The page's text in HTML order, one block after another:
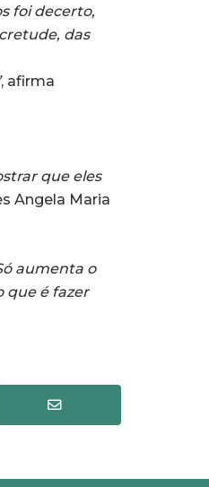
foi decerto,
das
, afirma
que eles
Angela Maria
aumenta o
que é fazer